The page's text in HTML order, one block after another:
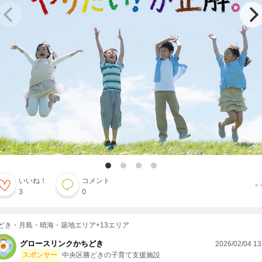
いいね！
3
コメント
0
き・月島・晴海・築地エリア+13エリア
グロースリンクかちどき
スポンサー 中央区勝どきの子育て支援施設
2026/02/04